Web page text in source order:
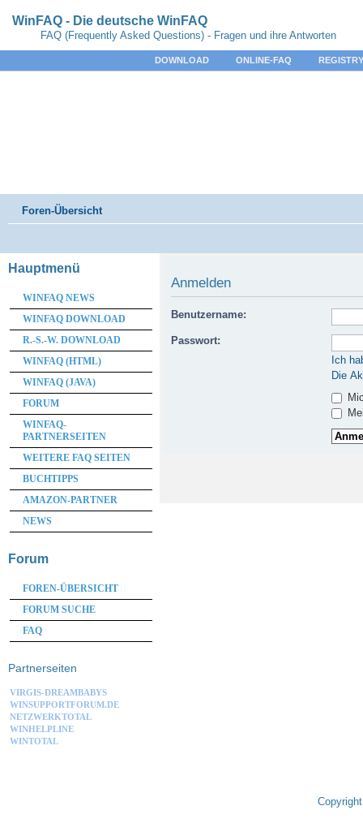
WinFAQ - Die deutsche WinFAQ
FAQ (Frequently Asked Questions) - Fragen und ihre Antworten
DOWNLOAD ONLINE-FAQ
Foren-Übersicht
Anmelden
Benutzername:
Passwort:
Ich
Die
Hauptmenü
WINFAQ NEWS
WINFAQ DOWNLOAD
R.-S.-W. DOWNLOAD
WINFAQ (HTML)
WINFAQ (JAVA)
FORUM
WINFAQ-
PARTNERSEITEN
WEITERE FAQ SEITEN
BUCHTIPPS
AMAZON-PARTNER
NEWS
Forum
FOREN-ÜBERSICHT
FORUM SUCHE
FAQ
Partnerseiten
VIRGIS-DREAMBABYS
WINSUPPORTFORUM.DE
NETZWERKTOTAL
WINHELPLINE
WINTOTAL